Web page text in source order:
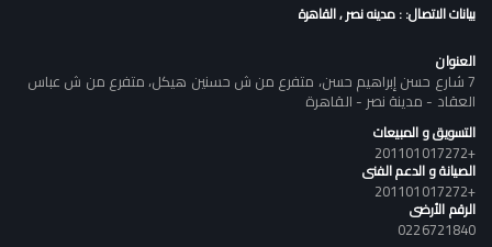
بيانات الاتصال: : مدينه نصر , القاهرة
العنوان
7 شارع حسن إبراهيم حسن، متفرع من ش حسنين هيكل، متفرع من ش عباس
العقاد - مدينة نصر - القاهرة
التسويق و المبيعات
+201101017272
الصيانة و الدعم الفنى
+201101017272
الرقم الأرضى
0226721840